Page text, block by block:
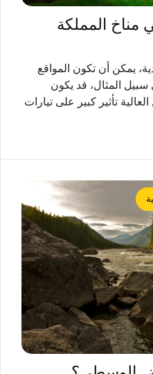
مناخ المملكة
يمكن أن تكون المواقع
المثال، قد يكون
تأثير كبير على تيارات